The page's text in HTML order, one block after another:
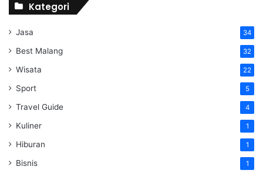
Kategori
Jasa 34
Best Malang 32
Wisata 22
Sport 5
Travel Guide 4
Kuliner 1
Hiburan 1
Bisnis 1